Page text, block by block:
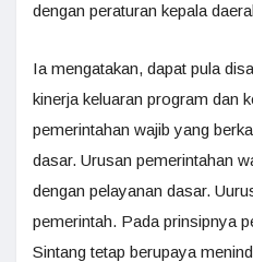
dengan peraturan kepala
Ia mengatakan, dapat pula
kinerja keluaran program dan
pemerintahan wajib yang
dasar. Urusan pemerintahan
dengan pelayanan dasar.
pemerintah. Pada prinsipnya
Sintang tetap berupaya